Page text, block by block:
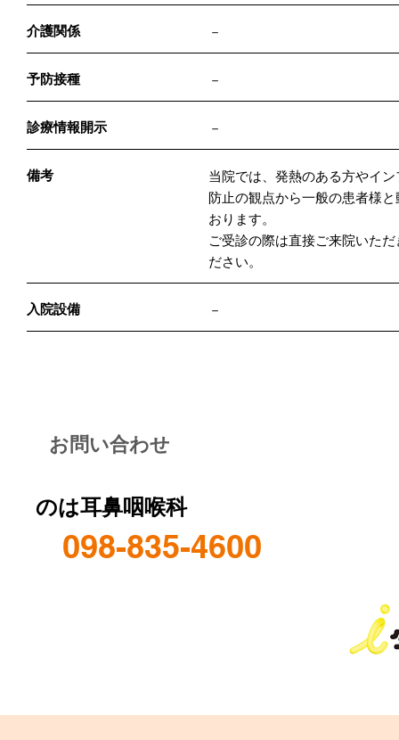
介護関係 －
予防接種 －
診療情報開示 －
備考
当院では、発熱のある方やイ
防止の観点から一般の患者様
おります。
ご受診の際は直接ご来院いた
ださい。
入院設備 －
お問い合わせ
のは耳鼻咽喉科
098-835-4600